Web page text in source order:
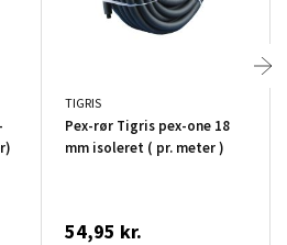
TIGRIS
Pex-rør Tigris pex-one 18
mm isoleret ( pr. meter )
54,95 kr.